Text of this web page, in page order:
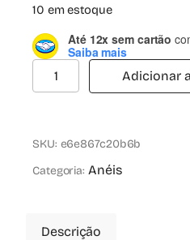
10 em estoque
Até 12x sem cartão
Saiba mais
Adicionar
SKU: e6e867c20b6b
Categoria: Anéis
Descrição